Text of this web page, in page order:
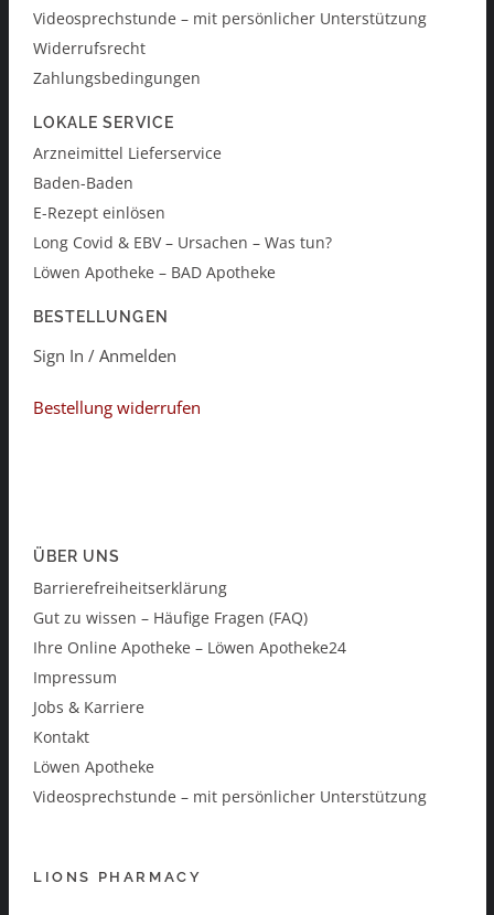
Videosprechstunde – mit persönlicher Unterstützung
Widerrufsrecht
Zahlungsbedingungen
LOKALE SERVICE
Arzneimittel Lieferservice
Baden-Baden
E-Rezept einlösen
Long Covid & EBV – Ursachen – Was tun?
Löwen Apotheke – BAD Apotheke
BESTELLUNGEN
Sign In / Anmelden
Bestellung widerrufen
ÜBER UNS
Barrierefreiheitserklärung
Gut zu wissen – Häufige Fragen (FAQ)
Ihre Online Apotheke – Löwen Apotheke24
Impressum
Jobs & Karriere
Kontakt
Löwen Apotheke
Videosprechstunde – mit persönlicher Unterstützung
LIONS PHARMACY